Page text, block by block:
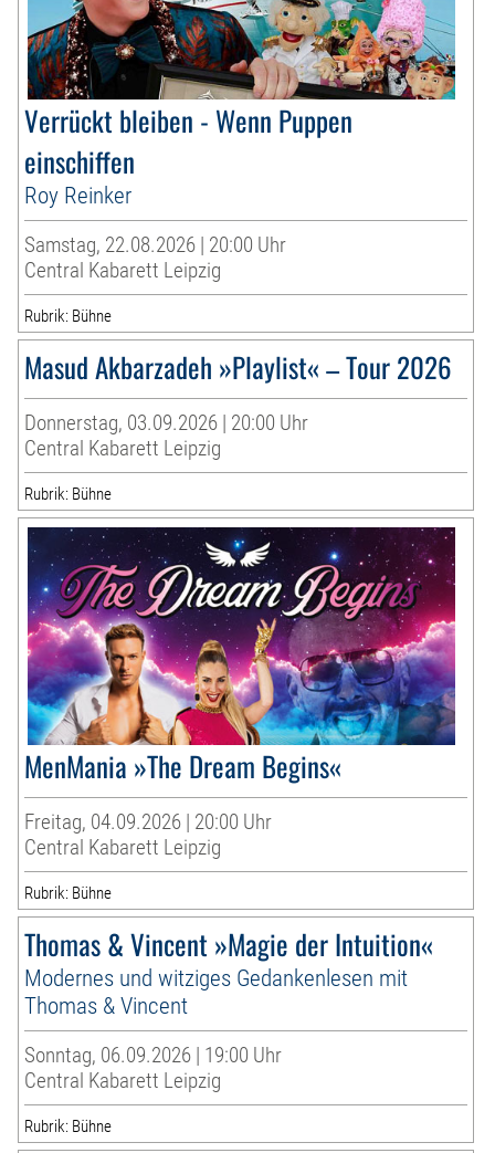
Verrückt bleiben - Wenn Puppen
einschiffen
Roy Reinker
Samstag, 22.08.2026 | 20:00 Uhr
Central Kabarett Leipzig
Rubrik: Bühne
Masud Akbarzadeh »Playlist« – Tour 2026
Donnerstag, 03.09.2026 | 20:00 Uhr
Central Kabarett Leipzig
Rubrik: Bühne
MenMania »The Dream Begins«
Freitag, 04.09.2026 | 20:00 Uhr
Central Kabarett Leipzig
Rubrik: Bühne
Thomas & Vincent »Magie der Intuition«
Modernes und witziges Gedankenlesen mit
Thomas & Vincent
Sonntag, 06.09.2026 | 19:00 Uhr
Central Kabarett Leipzig
Rubrik: Bühne